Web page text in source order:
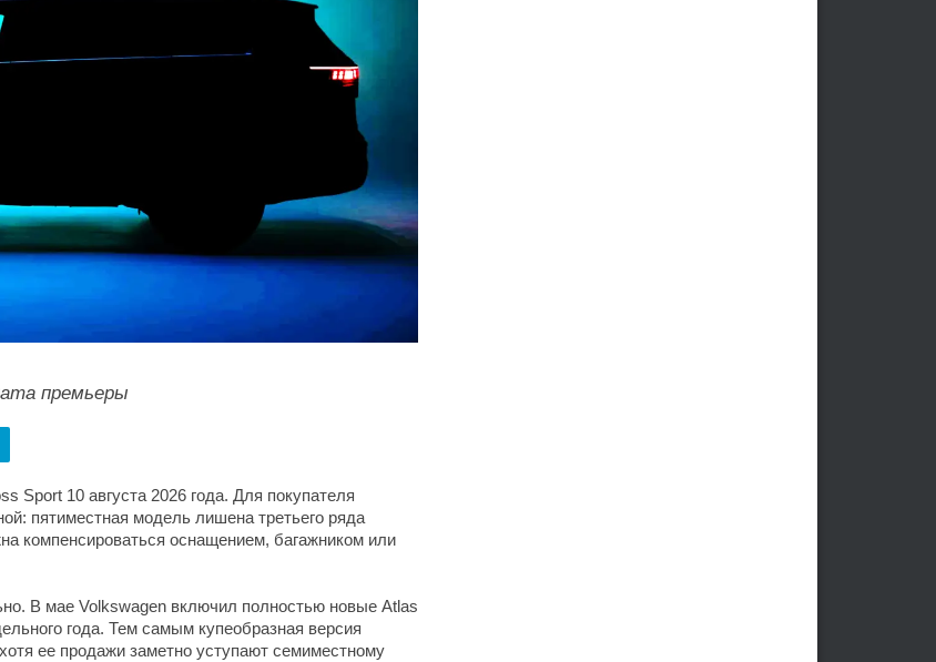
премьеры
Sport 10 августа 2026 года. Для покупателя
пятиместная модель лишена третьего ряда
компенсироваться оснащением, багажником или
В мае Volkswagen включил полностью новые Atlas
года. Тем самым купеобразная версия
ее продажи заметно уступают семиместному